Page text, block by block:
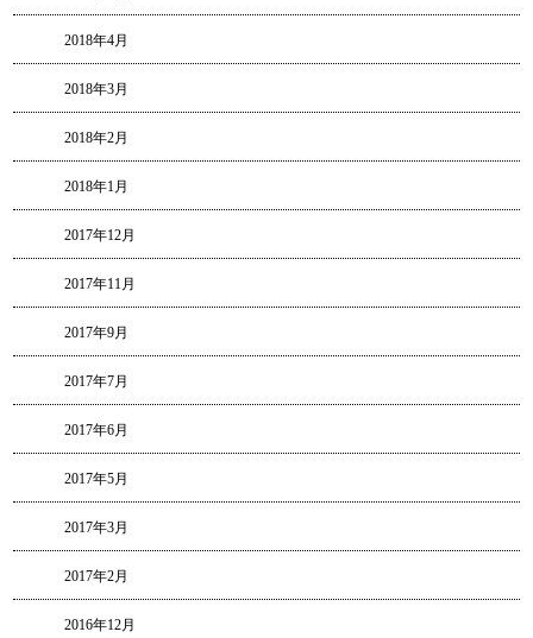
2018年4月
2018年3月
2018年2月
2018年1月
2017年12月
2017年11月
2017年9月
2017年7月
2017年6月
2017年5月
2017年3月
2017年2月
2016年12月